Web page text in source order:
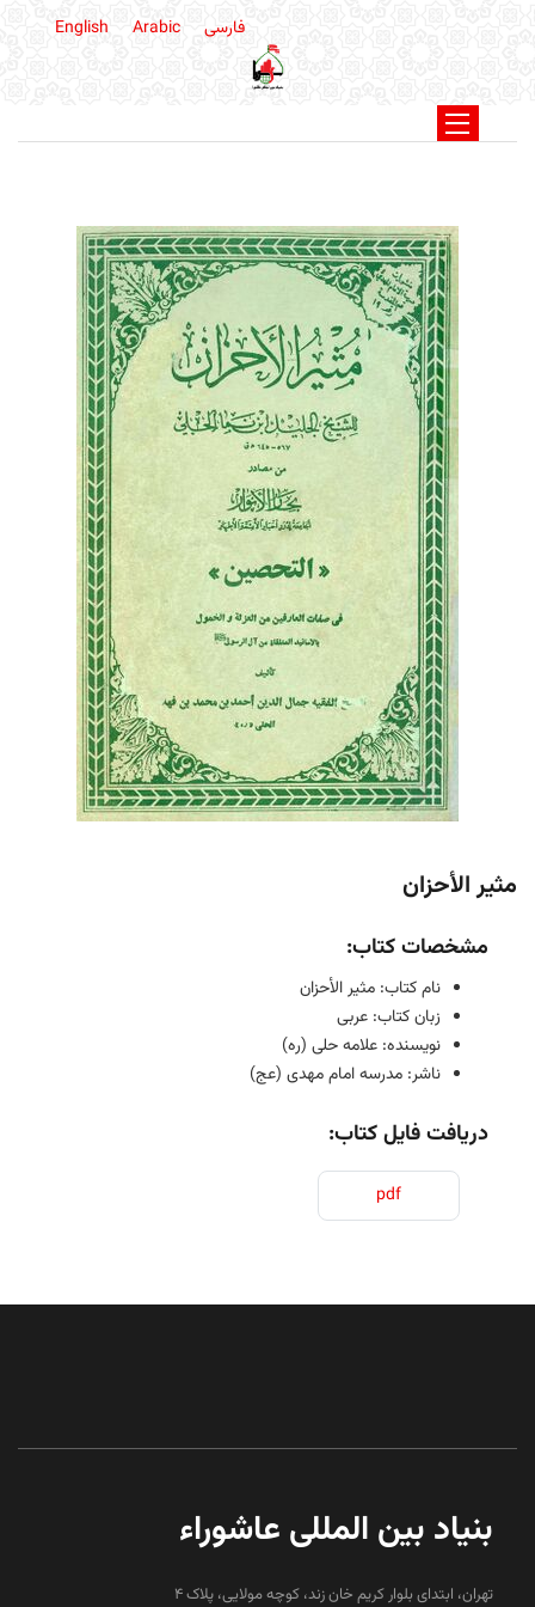
فارسی English Arabic
مثیر الأحزان
مشخصات کتاب:
نام کتاب: مثیر الأحزان
زبان کتاب: عربی
نویسنده: علامه حلی (ره)
ناشر: مدرسه امام مهدى (عج)
دریافت فایل کتاب:
pdf
بنیاد بین المللی عاشوراء
تهران، ابتدای بلوار کریم خان زند، کوچه مولایی، پلاک 4